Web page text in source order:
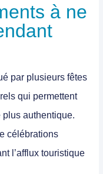
à ne
par plusieurs fêtes
qui permettent
authentique.
célébrations
l’afflux touristique